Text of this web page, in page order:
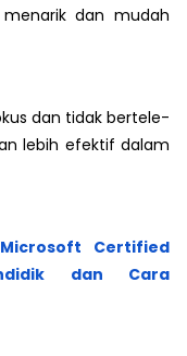
dan mudah
dan tidak bertele-
lebih efektif dalam
Certified
dan Cara